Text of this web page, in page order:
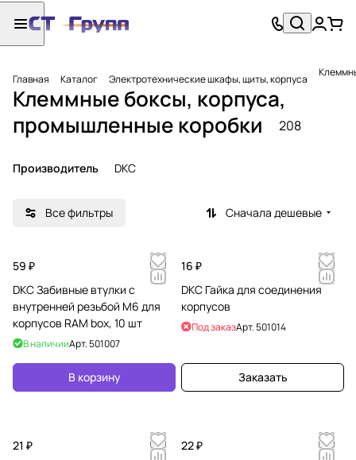
Главная Каталог Электротехнические шкафы, щиты, корпуса
Клеммные боксы, корпуса,
промышленные коробки
208
Производитель DKC
Все фильтры Сначала дешевые
59 ₽
DKC Забивные втулки с
внутренней резьбой М6 для
корпусов RAM box, 10 шт
В наличииАрт.501007
В корзину
16 ₽
DKC Гайка для соединения
корпусов
Под заказАрт.501014
Заказать
21 ₽
22 ₽